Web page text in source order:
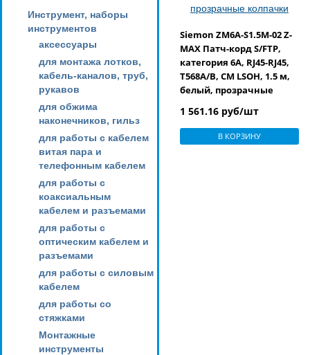
Инструмент, наборы
инструментов
аксессуары
для монтажа лотков,
кабель-каналов, труб,
рукавов
для обжима
наконечников, гильз
для работы с кабелем
витая пара и
телефонным кабелем
для работы с
коаксиальным
кабелем и разъемами
для работы с
оптическим кабелем и
разъемами
для работы с силовым
кабелем
для работы со
стяжками
Монтажные
инструменты
Siemon ZM6A-S1.5M-02 Z-
MAX Патч-корд S/FTP,
категория 6A, RJ45-RJ45,
T568A/B, CM LSOH, 1.5 м,
белый, прозрачные
1 561.16 руб/шт
В КОРЗИНУ